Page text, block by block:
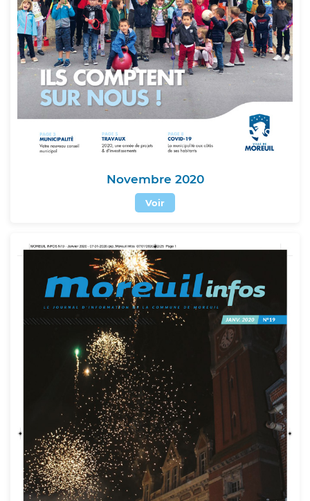
Novembre 2020
Voir